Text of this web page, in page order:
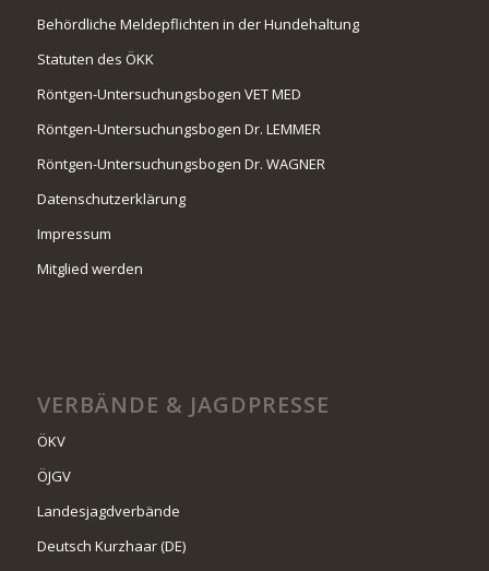
Behördliche Meldepflichten in der Hundehaltung
Statuten des ÖKK
Röntgen-Untersuchungsbogen VET MED
Röntgen-Untersuchungsbogen Dr. LEMMER
Röntgen-Untersuchungsbogen Dr. WAGNER
Datenschutzerklärung
Impressum
Mitglied werden
VERBÄNDE & JAGDPRESSE
ÖKV
ÖJGV
Landesjagdverbände
Deutsch Kurzhaar (DE)